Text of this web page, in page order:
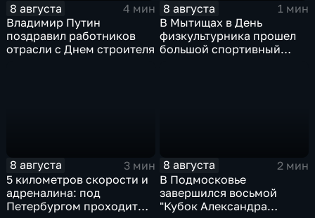
8 августа
4 мин
Владимир Путин
поздравил работников
отрасли с Днем строителя
8 августа
1 мин
В Мытищах в День
физкультурника прошел
большой спортивный
8 августа
3 мин
5 километров скорости и
адреналина: под
Петербургом проходит
8 августа
2 мин
В Подмосковье
завершился восьмой
"Кубок Александра